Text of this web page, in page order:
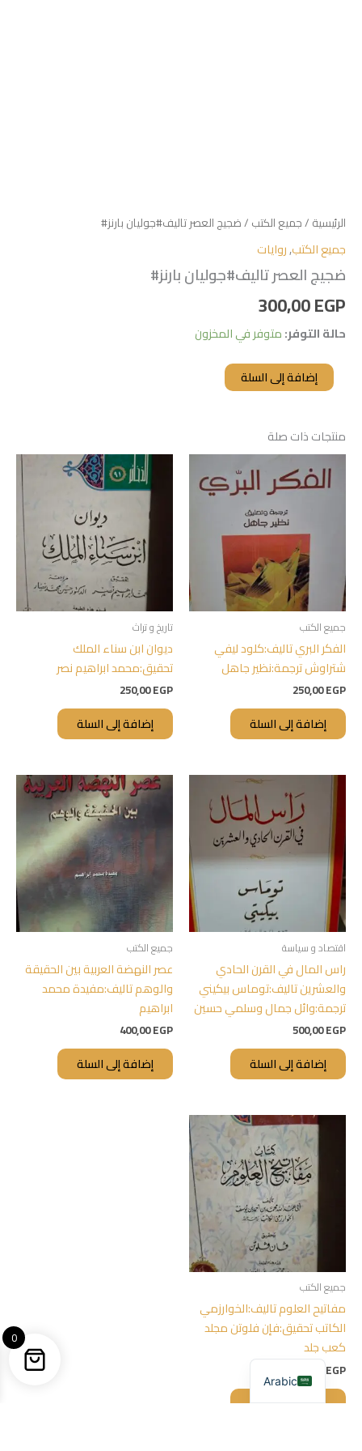
الرئيسية /جميع الكتب / ضجيج العصر تاليف#جوليان بارنز#
جميع الكتب,روايات
ضجيج العصر تاليف#جوليان بارنز#
300,00EGP
حالة التوفر:متوفر في المخزون
إضافة إلى السلة
منتجات ذات صلة
جميع الكتب
الفكر البري تاليف:كلود ليفي
شتراوش ترجمة:نظير جاهل
250,00EGP
إضافة إلى السلة
تاريخ و تراث
ديوان ابن سناء الملك
تحقيق:محمد ابراهيم نصر
250,00EGP
إضافة إلى السلة
اقتصاد و سياسة
راس المال في القرن الحادي
والعشرين تاليف:توماس بيكيني
ترجمة:وائل جمال وسلمي حسين
500,00EGP
إضافة إلى السلة
جميع الكتب
عصر النهضة العربية بين الحقيقة
والوهم تاليف:مفيدة محمد
ابراهيم
400,00EGP
إضافة إلى السلة
جميع الكتب
مفاتيح العلوم تاليف:الخوارزمي
الكاتب تحقيق:فإن فلوتن مجلد
كعب جلد
EGP
إضافة إلى السلة
0
Arabic